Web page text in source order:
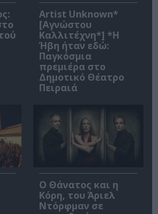
Artist Unknown*
[Αγνώστου
Καλλιτέχνη*] *Η
Ήβη ήταν εδώ:
Παγκόσμια
πρεμιέρα στο
Δημοτικό Θέατρο
Πειραιά
Ο Θάνατος και η
Κόρη, του Άριελ
Ντόρφμαν σε